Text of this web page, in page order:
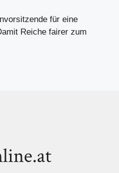
für eine
Reiche fairer zum